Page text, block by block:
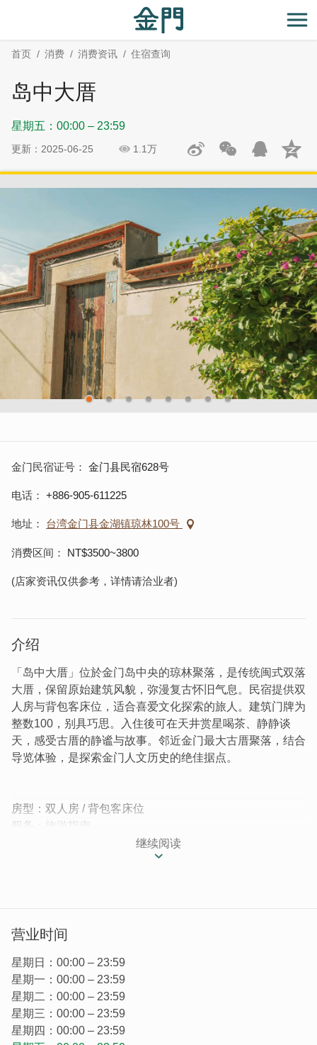
主
开
首页 消费 消费资讯 住宿查询
岛中大厝
星期五：00:00 – 23:59
更新：2025-06-25 1.1万
社
金门民宿证号 金门县民宿628号
电话 +886-905-611225
地址 台湾金门县金湖镇琼林100号
消费区间 NT$3500~3800
(店家资讯仅供参考，详情请洽业者)
介绍
「岛中大厝」位於金门岛中央的琼林聚落，是传统闽式双落
大厝，保留原始建筑风貌，弥漫复古怀旧气息。民宿提供双
人房与背包客床位，适合喜爱文化探索的旅人。建筑门牌为
整数100，别具巧思。入住後可在天井赏星喝茶、静静谈
天，感受古厝的静谧与故事。邻近金门最大古厝聚落，结合
导览体验，是探索金门人文历史的绝佳据点。
房型：双人房 / 背包客床位
服务：旅游指南
岛中大厝位於金门岛中央-琼林，提供旅客住宿，是闽式传
继续阅读
营业时间
星期日：00:00 – 23:59
星期一：00:00 – 23:59
星期二：00:00 – 23:59
星期三：00:00 – 23:59
星期四：00:00 – 23:59